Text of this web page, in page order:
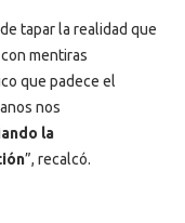
tapar la realidad que
mentiras
que padece el
nos
la
”, recalcó.